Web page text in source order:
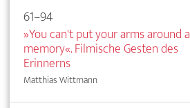
61–94
»You can't put your arms around a
memory«. Filmische Gesten des
Erinnerns
Matthias Wittmann